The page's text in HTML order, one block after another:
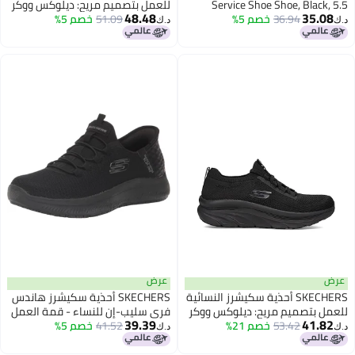
Service Shoe Shoe, Black, 5.5
د.ك‏35.08
36.94خصم 5%
للعمل بتصميم مريح: ديلوكس ووكر
SR - أحذية أوزيما السهلة الارتداء،
سوداء، 5
د.ك‏48.48
51.09خصم 5%
عرض
SKECHERS أحذية سكيشرز النسائية
للعمل بتصميم مريح: ديلوكس ووكر
SR - أحذية سليب أون أوزيما،
سوداء، 7.5
د.ك‏41.82
53.42خصم 21%
عرض
SKECHERS أحذية سكيشرز هاندس
فري سليب-إن للنساء - قمة العمل
SR- إنسلي بلاك
د.ك‏39.39
41.52خصم 5%